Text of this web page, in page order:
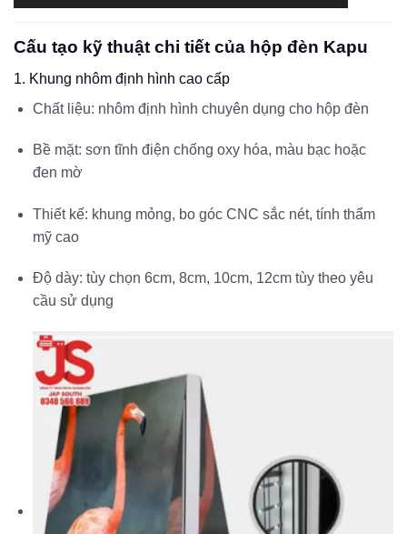
Cấu tạo kỹ thuật chi tiết của hộp đèn Kapu
1. Khung nhôm định hình cao cấp
Chất liệu: nhôm định hình chuyên dụng cho hộp đèn
Bề mặt: sơn tĩnh điện chống oxy hóa, màu bạc hoặc
đen mờ
Thiết kế: khung mỏng, bo góc CNC sắc nét, tính thẩm
mỹ cao
Độ dày: tùy chọn 6cm, 8cm, 10cm, 12cm tùy theo yêu
cầu sử dụng